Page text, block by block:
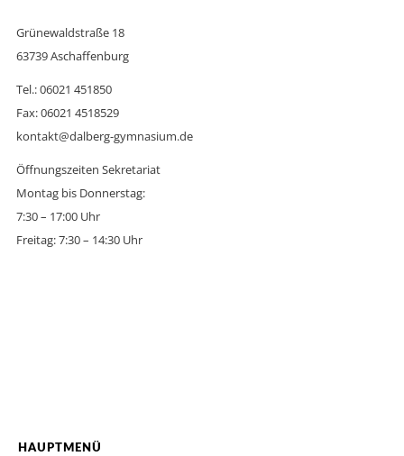
Grünewaldstraße 18
63739 Aschaffenburg
Tel.: 06021 451850
Fax: 06021 4518529
kontakt@dalberg-gymnasium.de
Öffnungszeiten Sekretariat
Montag bis Donnerstag:
7:30 – 17:00 Uhr
Freitag: 7:30 – 14:30 Uhr
HAUPTMENÜ